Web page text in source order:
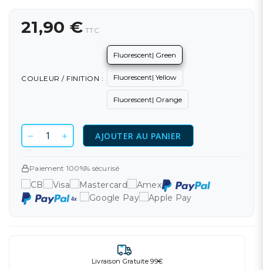
21,90 € TTC
COULEUR / FINITION :
Fluorescent| Green
Fluorescent| Yellow
Fluorescent| Orange
AJOUTER AU PANIER
Paiement 100%% sécurisé
Livraison Gratuite 99€